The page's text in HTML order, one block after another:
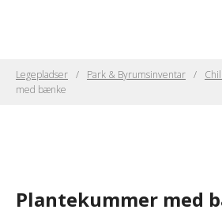
Legepladser Park & Byrumsinventar
med bænke
Plantekummer med